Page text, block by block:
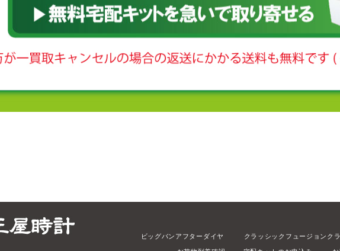
ビッグバンアフターダイヤ クラッシックフュージョンク